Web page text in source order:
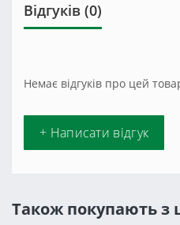
Відгуків (0)
Немає відгуків про цей
+ Написати відгук
Також покупають з